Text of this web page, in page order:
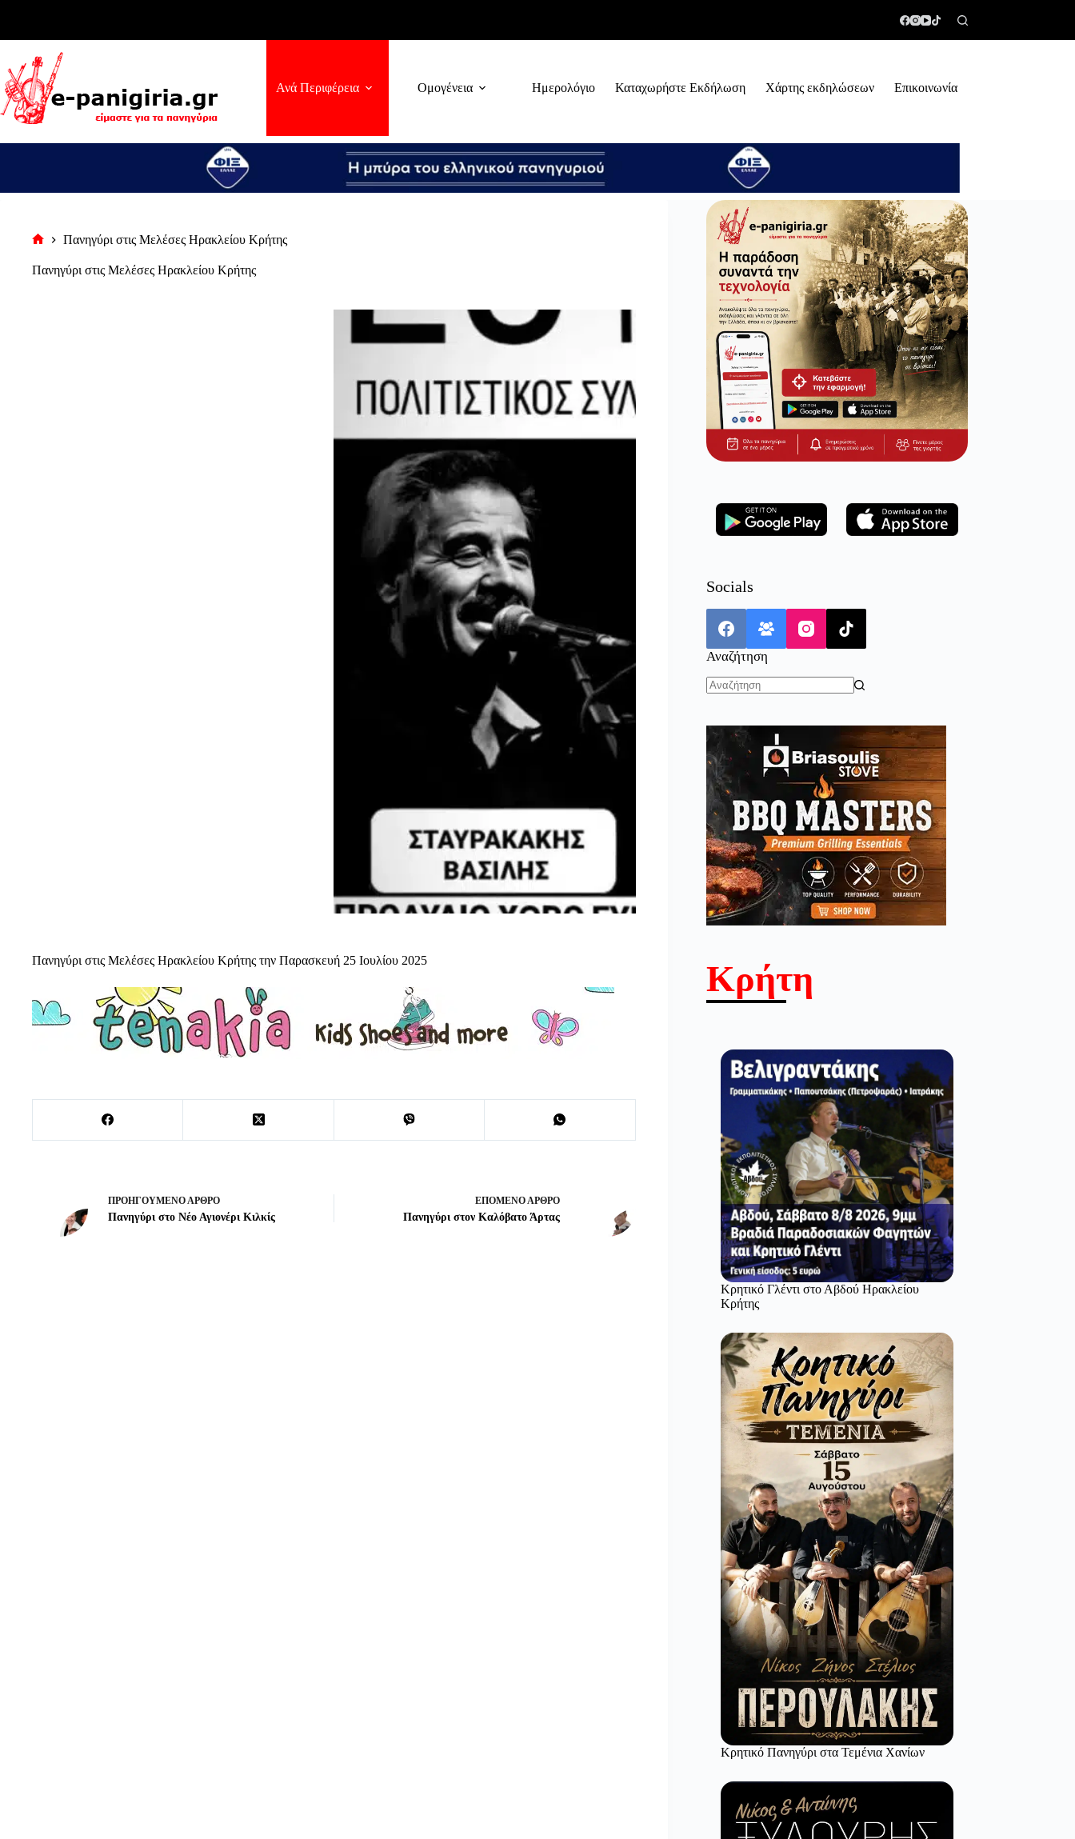
Ανά Περιφέρεια Ομογένεια Ημερολόγιο Καταχωρήστε Εκδήλωση Χάρτης εκδηλώσεων Επικοινωνία
σελίδα
Πανηγύρι στις Μελέσες Ηρακλείου Κρήτης
Πανηγύρι στις Μελέσες Ηρακλείου Κρήτης
Πανηγύρι στις Μελέσες Ηρακλείου Κρήτης την Παρασκευή 25 Ιουλίου 2025
ΠΡΟΗΓΟΎΜΕΝΟΆΡΘΡΟ
Πανηγύρι στο Νέο Αγιονέρι Κιλκίς
ΕΠΌΜΕΝΟΆΡΘΡΟ
Πανηγύρι στον Καλόβατο Άρτας
Socials
Αναζήτηση
Κρήτη
Κρητικό Γλέντι στο Αβδού Ηρακλείου
Κρήτης
Κρητικό Πανηγύρι στα Τεμένια Χανίων